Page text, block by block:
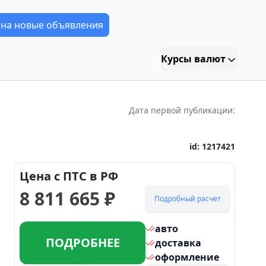
новые объявления
Курсы валют
Дата первой публикации:
id: 1217421
Цена с ПТС в РФ
8 811 665 ₽ Подробный расчет
ПОДРОБНЕЕ
авто
доставка
оформление